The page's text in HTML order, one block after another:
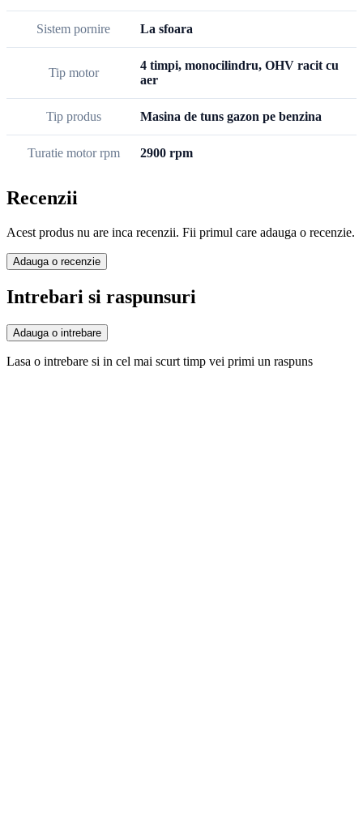
Sistem pornire La sfoara
Tip motor
4 timpi, monocilindru, OHV racit cu
aer
Tip produs Masina de tuns gazon pe benzina
Turatie motor rpm 2900 rpm
Recenzii
Acest produs nu are inca recenzii. Fii primul care adauga o recenzie.
Adauga o recenzie
Intrebari si raspunsuri
Adauga o intrebare
Lasa o intrebare si in cel mai scurt timp vei primi un raspuns